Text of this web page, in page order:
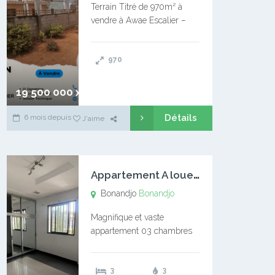
19 500 000 xaf
Terrain Titré de 970m² à
vendre à Awae Escalier –
l’Université Catholique –
970
6 mois depuis J'aime Détails
A
ppartement A louer Bonandjo
Bonandjo Bonandjo
Magnifique et vaste
appartement 03 chambres
douches 01 vaste salon 01
3 3